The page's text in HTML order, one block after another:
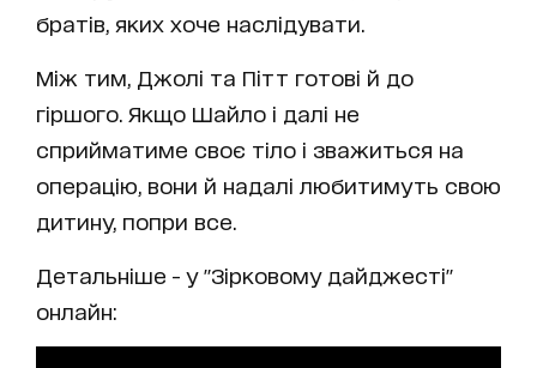
братів, яких хоче наслідувати.
Між тим, Джолі та Пітт готові й до
гіршого. Якщо Шайло і далі не
сприйматиме своє тіло і зважиться на
операцію, вони й надалі любитимуть свою
дитину, попри все.
Детальніше - у "Зірковому дайджесті"
онлайн: